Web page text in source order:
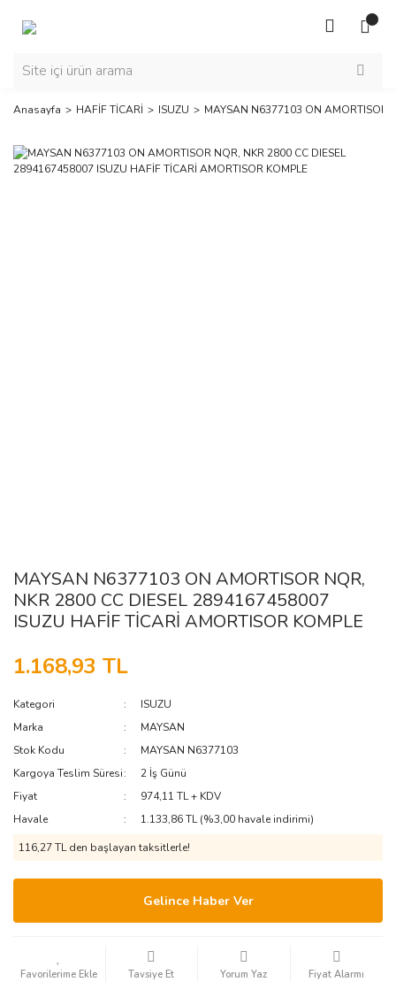
Anasayfa HAFİF TİCARİ ISUZU MAYSAN N6377103 ON AMORTISOR
MAYSAN N6377103 ON AMORTISOR NQR,
NKR 2800 CC DIESEL 2894167458007
ISUZU HAFİF TİCARİ AMORTISOR KOMPLE
1.168,93 TL
Kategori
ISUZU
Marka
MAYSAN
Stok Kodu
MAYSAN N6377103
Kargoya Teslim Süresi
2 İş Günü
Fiyat
974,11 TL + KDV
Havale
1.133,86 TL (%3,00 havale indirimi)
116,27 TL den başlayan taksitlerle!
Gelince Haber Ver
Tavsiye Et Yorum Yaz Fiyat Alarmı